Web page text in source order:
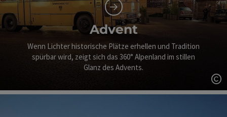
Advent
Wenn Lichter historische Plätze erhellen und Tradition
spürbar wird, zeigt sich das 360° Alpenland im stillen
Glanz des Advents.